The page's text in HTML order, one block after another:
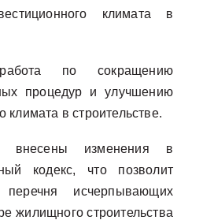
климата в
по сокращению
процедур и улучшению
климата в строительстве.
изменения в
кодекс, что позволит
исчерпывающих
жилищного строительства